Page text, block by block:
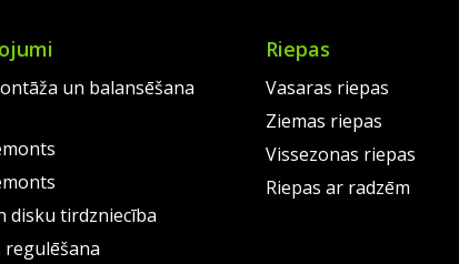
un balansēšana
disku tirdzniecība
regulēšana
Riepas
Vasaras riepas
Ziemas riepas
Vissezonas riepas
Riepas ar radzēm